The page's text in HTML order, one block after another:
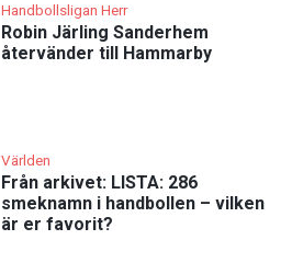
Handbollsligan Herr
Robin Järling Sanderhem
återvänder till Hammarby
Världen
Från arkivet: LISTA: 286
smeknamn i handbollen – vilken
är er favorit?